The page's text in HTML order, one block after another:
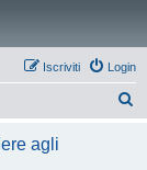
Login
Iscriviti
agli